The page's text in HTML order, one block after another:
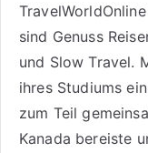
sind Genuss
und Slow Travel.
ihres Studiums
zum Teil
Kanada bereiste